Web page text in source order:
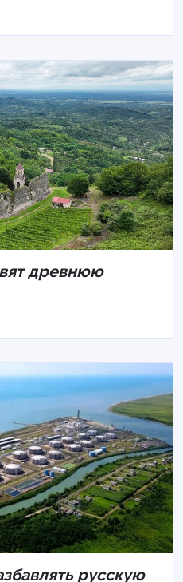
древнюю
русскую